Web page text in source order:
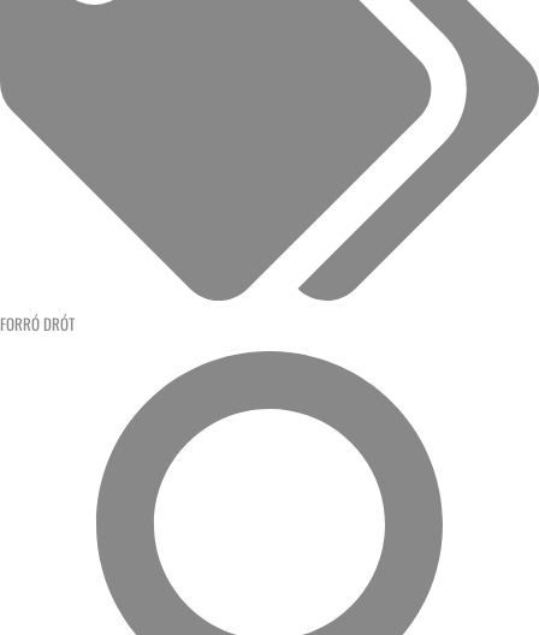
FORRÓ DRÓT